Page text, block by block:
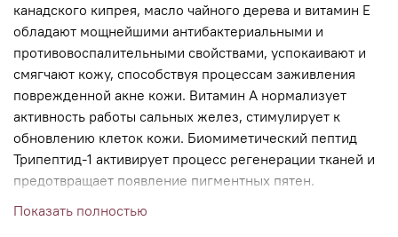
канадского кипрея, масло чайного дерева и витамин Е
обладают мощнейшими антибактериальными и
противовоспалительными свойствами, успокаивают и
смягчают кожу, способствуя процессам заживления
поврежденной акне кожи. Витамин А нормализует
активность работы сальных желез, стимулирует к
обновлению клеток кожи. Биомиметический пептид
Трипептид-1 активирует процесс регенерации тканей и
предотвращает появление пигментных пятен.
Показать полностью